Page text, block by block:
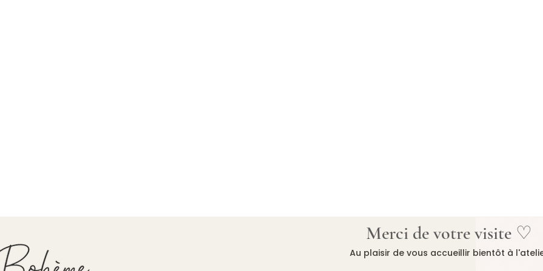
Merci de votre visite ♡
Au plaisir de vous accueillir bientôt à